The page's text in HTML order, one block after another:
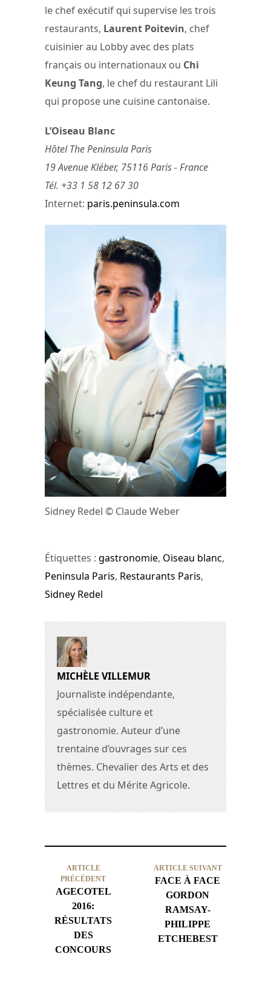
le chef exécutif qui supervise les trois
restaurants, Laurent Poitevin, chef
cuisinier au Lobby avec des plats
français ou internationaux ou Chi
Keung Tang, le chef du restaurant Lili
qui propose une cuisine cantonaise.
L’Oiseau Blanc
Hôtel The Peninsula Paris
19 Avenue Kléber, 75116 Paris - France
Tél. +33 1 58 12 67 30
Internet: paris.peninsula.com
Sidney Redel © Claude Weber
Étiquettes : gastronomie, Oiseau blanc,
Peninsula Paris, Restaurants Paris,
Sidney Redel
MICHÈLE VILLEMUR
Journaliste indépendante,
spécialisée culture et
gastronomie. Auteur d’une
trentaine d’ouvrages sur ces
thèmes. Chevalier des Arts et des
Lettres et du Mérite Agricole.
ARTICLE
PRÉCÉDENT
AGECOTEL
2016:
RÉSULTATS
DES
CONCOURS
ARTICLE SUIVANT
FACE À FACE
GORDON
RAMSAY-
PHILIPPE
ETCHEBEST